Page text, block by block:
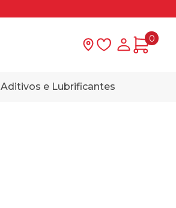
Lista deMinha
0
Aditivos e Lubrificantes